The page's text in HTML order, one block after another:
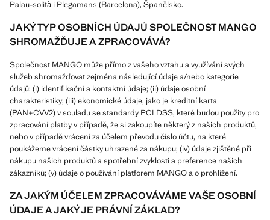
Palau-solità i Plegamans (Barcelona), Španělsko.
JAKÝ TYP OSOBNÍCH ÚDAJŮ SPOLEČNOST MANGO
SHROMAŽĎUJE A ZPRACOVÁVÁ?
Společnost MANGO může přímo z vašeho vztahu a využívání svých
služeb shromažďovat zejména následující údaje a/nebo kategorie
údajů: (i) identifikační a kontaktní údaje; (ii) údaje osobní
charakteristiky; (iii) ekonomické údaje, jako je kreditní karta
(PAN+CVV2) v souladu se standardy PCI DSS, které budou použity pro
zpracování platby v případě, že si zakoupíte některý z našich produktů,
nebo v případě vrácení za účelem převodu číslo účtu, na které
poukážeme vrácení částky uhrazené za nákupu; (iv) údaje zjištěné při
nákupu našich produktů a spotřební zvyklosti a preference našich
zákazníků; (v) údaje o používání platforem MANGO a o prohlížení.
ZA JAKÝM ÚČELEM ZPRACOVÁVÁME VAŠE OSOBNÍ
ÚDAJE A JAKÝ JE PRÁVNÍ ZÁKLAD?